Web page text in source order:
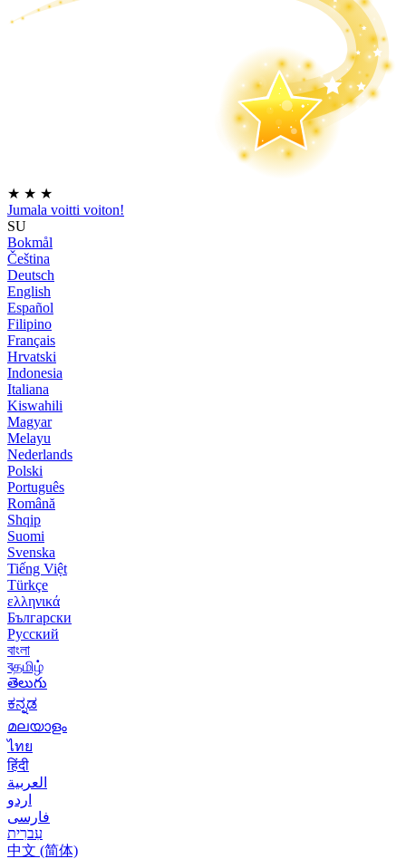
★ ★ ★
Jumala voitti voiton!
SU
Bokmål
Čeština
Deutsch
English
Español
Filipino
Français
Hrvatski
Indonesia
Italiana
Kiswahili
Magyar
Melayu
Nederlands
Polski
Português
Română
Shqip
Suomi
Svenska
Tiếng Việt
Türkçe
ελληνικά
Български
Русский
বাংলা
বதமிழ்
తెలుగు
ಕನ್ನಡ
മലയാളം
ไทย
हिंदी
العربية
اردو
فارسی
עִברִית
中文 (简体)